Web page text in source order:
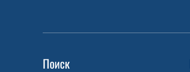
Поиск